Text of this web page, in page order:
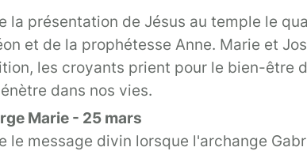
la présentation de Jésus au temple le
et de la prophétesse Anne. Marie et
les croyants prient pour le bien-être
dans nos vies.
Marie - 25 mars
le message divin lorsque l'archange